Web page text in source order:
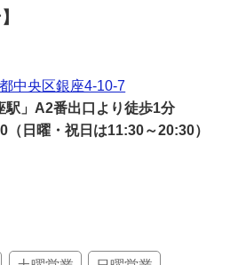
中央区銀座4-10-7
駅」A2番出口より徒歩1分
日曜・祝日は11:30～20:30）